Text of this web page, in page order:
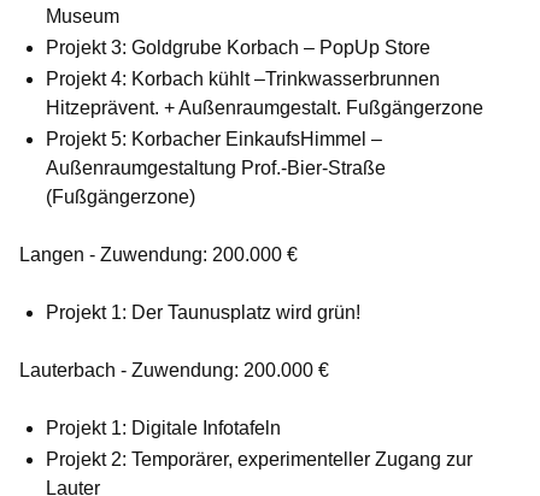
Museum
Projekt 3: Goldgrube Korbach – PopUp Store
Projekt 4: Korbach kühlt –Trinkwasserbrunnen
Hitzeprävent. + Außenraumgestalt. Fußgängerzone
Projekt 5: Korbacher EinkaufsHimmel –
Außenraumgestaltung Prof.-Bier-Straße
(Fußgängerzone)
Langen - Zuwendung: 200.000 €
Projekt 1: Der Taunusplatz wird grün!
Lauterbach - Zuwendung: 200.000 €
Projekt 1: Digitale Infotafeln
Projekt 2: Temporärer, experimenteller Zugang zur
Lauter